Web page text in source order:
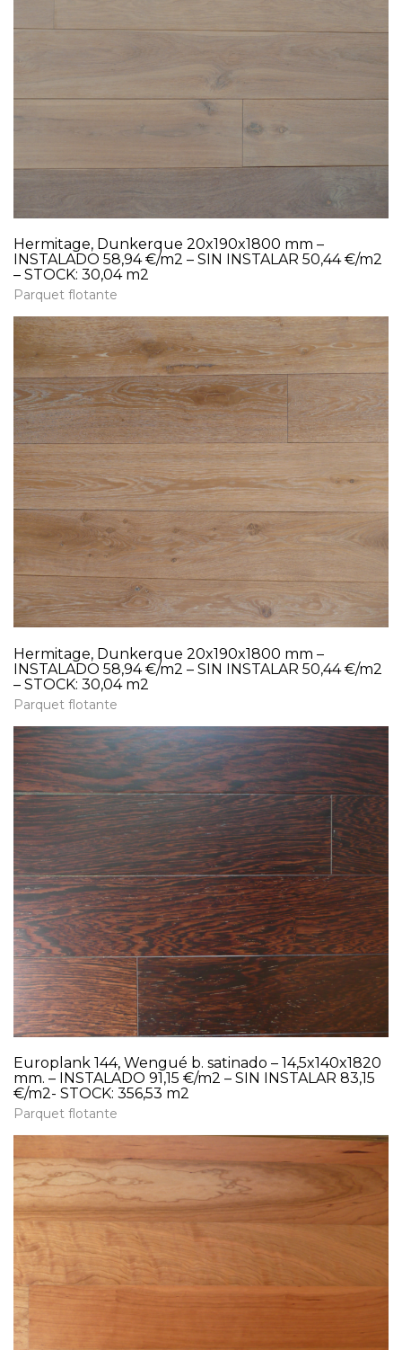
Hermitage, Dunkerque 20x190x1800 mm –
INSTALADO 58,94 €/m2 – SIN INSTALAR 50,44 €/m2
– STOCK: 30,04 m2
Parquet flotante
Hermitage, Dunkerque 20x190x1800 mm –
INSTALADO 58,94 €/m2 – SIN INSTALAR 50,44 €/m2
– STOCK: 30,04 m2
Parquet flotante
Europlank 144, Wengué b. satinado – 14,5x140x1820
mm. – INSTALADO 91,15 €/m2 – SIN INSTALAR 83,15
€/m2- STOCK: 356,53 m2
Parquet flotante